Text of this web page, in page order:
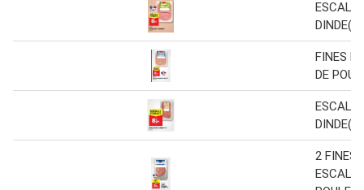
DINDE(B)
FINES
DE
2 FINES